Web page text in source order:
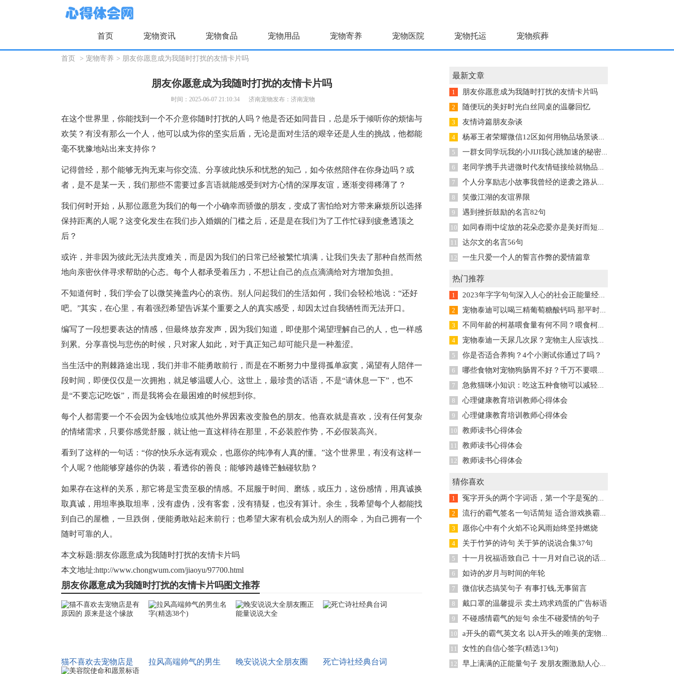
首页 宠物资讯 宠物食品 宠物用品 宠物寄养 宠物医院 宠物托运 宠物殡葬
首页 > 宠物寄养 > 朋友你愿意成为我随时打扰的友情卡片吗
朋友你愿意成为我随时打扰的友情卡片吗
时间：2025-06-07 21:10:34 济南宠物发布： 济南宠物
在这个世界里，你能找到一个不介意你随时打扰的人吗？他是否还如同昔日，总是乐于倾听你的烦恼与
欢笑？有没有那么一个人，他可以成为你的坚实后盾，无论是面对生活的艰辛还是 人生的挑战，他都能
毫不犹豫地站出来支持你？
记得曾经，那个能够无拘无束与你交流、分享彼此快乐和忧愁的知己，如今依然陪伴在你身边吗？或
者，是不是某一天，我们那些不需要过多言语就能感受到对方心情的深厚友谊 ，逐渐变得稀薄了？
我们何时开始，从那位愿意为我们的每一个小确幸而骄傲的朋友 ，变成了害怕给对方带来麻烦所以选择
保持距离的人呢？这变化发生在我们步入婚姻的门槛之后，还是是在我们为了工作忙碌到疲惫透顶之
后？
或许，并非因为彼此无法共度难关，而是因为我们的日常已经被繁忙填满，让我们失去了那种自然而然
地向亲密伙伴寻求帮助的心态。每个人都承受着压力，不想让自己的点点滴滴给对方增加负担。
不知道何时，我们学会了以微笑掩盖内心的哀伤。别人问起我们的生活如何，我们会轻松地说：“还好
吧。”其实，在心里，有着强烈希望告诉某个重要之人的真实感受，却因太过自我牺牲而无法开口。
编写了一段想要表达的情感 ，但最终放弃发声，因为我们知道，即使那个渴望理解自己的人，也一样感
到累。分享喜悦与悲伤的时候，只对家人如此，对于真正知己却可能只是一种羞涩。
当生活中的荆棘路途出现，我们并非不能勇敢前行，而是在不断努力中显得孤单寂寞，渴望有人陪伴一
段时间 ，即便仅仅是一次拥抱，就足够温暖 人心。这世上，最珍贵的话语，不是“请休息一下”，也不
是“不要忘记吃饭”，而是我将会在最困难的时候想到你。
每个人都需要一个不会因为金钱地位或其他外界因素改变脸色的朋友。他喜欢就是喜欢，没有任何复杂
的情绪需求，只要你感觉舒服，就让他一直这样待在那里，不必装腔作势，不必假装高兴。
看到了这样的一句话：“你的快乐永远有观众，也愿你的纯净有人真的懂。”这个世界里，有没有这样一
个人呢？他能够穿越你的伪装，看透你的善良；能够跨越锋芒触碰软肋？
如果存在这样的关系，那它将是宝贵至极的情感。不屈服于时间 、磨练，或压力，这份感情 ，用真诚换
取真诚，用坦率换取坦率，没有虚伪，没有客套，没有猜疑，也没有算计。余生，我希望每个人都能找
到 自己的屋檐，一旦跌倒，便能勇敢站起来前行；也希望大家有机会成为别人的雨伞，为自己拥有一个
随时可靠的人。
本文标题:朋友你愿意成为我随时打扰的友情卡片吗
本文地址:http://www.chongwum.com/jiaoyu/97700.html
朋友你愿意成为我随时打扰的友情卡片吗图文推荐
猫不喜欢去宠物店是
拉风高端帅气的男生
晚安说说大全朋友圈
死亡诗社经典台词
最新文章
1 朋友你愿意成为我随时打扰的友情卡片吗
2 随便玩的美好时光白丝同桌的温馨回忆
3 友情诗篇朋友杂谈
4 杨幂王者荣耀微信12区如何用物品场景谈恋爱让对方喜欢自己
5 一群女同学玩我的小JIJI我心跳加速的秘密生活
6 老同学携手共进微时代友情链接绘就物品传奇
7 个人分享励志小故事我曾经的逆袭之路从无名小子到行业内的新星
8 笑傲江湖的友谊界限
9 遇到挫折鼓励的名言82句
10 如同春雨中绽放的花朵恋爱亦是美好而短暂的盛宴
11 达尔文的名言56句
12 一生只爱一个人的誓言作弊的爱情篇章
热门推荐
1 2023年字字句句深入人心的社会正能量经典说说
2 宠物泰迪可以喝三精葡萄糖酸钙吗 那平时该怎么给泰迪补钙较好
3 不同年龄的柯基喂食量有何不同？喂食柯基的注意事项
4 宠物泰迪一天尿几次尿？宠物主人应该找出泰迪尿少的原因措施方法
5 你是否适合养狗？4个小测试你通过了吗？
6 哪些食物对宠物狗肠胃不好？千万不要喂这些东西，对狗狗很危险！
7 急救猫咪小知识：吃这五种食物可以减轻猫咪的毛发脱落的问题
8 心理健康教育培训教师心得体会
9 心理健康教育培训教师心得体会
10 教师读书心得体会
11 教师读书心得体会
12 教师读书心得体会
猜你喜欢
1 冤字开头的两个字词语，第一个字是冤的2二字组词大全
2 流行的霸气签名一句话简短 适合游戏换霸气签名推荐34句
3 愿你心中有个火焰不论风雨始终坚持燃烧
4 关于竹笋的诗句 关于笋的说说合集37句
5 十一月祝福语致自己 十一月对自己说的话(精选39句)
6 如诗的岁月与时间的年轮
7 微信状态搞笑句子 有事打钱,无事留言
8 戴口罩的温馨提示 卖土鸡求鸡蛋的广告标语
9 不碰感情霸气的短句 余生不碰爱情的句子
10 a开头的霸气英文名 以A开头的唯美的宠物英文名(共64个)
11 女性的自信心签字(精选13句)
12 早上满满的正能量句子 发朋友圈激励人心的话